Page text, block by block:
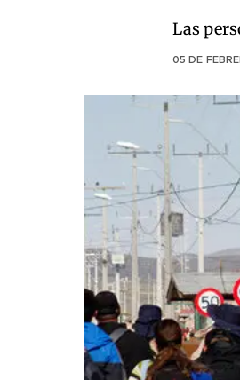
Las
05 DE